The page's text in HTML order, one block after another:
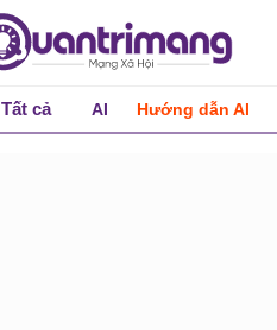
Tất cả AI Hướng dẫn AI